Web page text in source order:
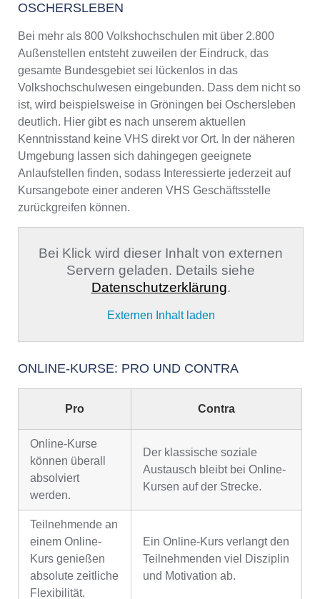
OSCHERSLEBEN
Bei mehr als 800 Volkshochschulen mit über 2.800
Außenstellen entsteht zuweilen der Eindruck, das
gesamte Bundesgebiet sei lückenlos in das
Volkshochschulwesen eingebunden. Dass dem nicht so
ist, wird beispielsweise in Gröningen bei Oschersleben
deutlich. Hier gibt es nach unserem aktuellen
Kenntnisstand keine VHS direkt vor Ort. In der näheren
Umgebung lassen sich dahingegen geeignete
Anlaufstellen finden, sodass Interessierte jederzeit auf
Kursangebote einer anderen VHS Geschäftsstelle
zurückgreifen können.
Bei Klick wird dieser Inhalt von externen
Servern geladen. Details siehe
Datenschutzerklärung.
Externen Inhalt laden
ONLINE-KURSE: PRO UND CONTRA
Pro Contra
Online-Kurse
können überall
absolviert
werden.
Der klassische soziale
Austausch bleibt bei Online-
Kursen auf der Strecke.
Teilnehmende an
einem Online-
Kurs genießen
absolute zeitliche
Flexibilität.
Ein Online-Kurs verlangt den
Teilnehmenden viel Disziplin
und Motivation ab.